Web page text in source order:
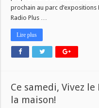
prochain au parc
Radio Plus …
Lire plus
Ce samedi, Vivez
la maison!